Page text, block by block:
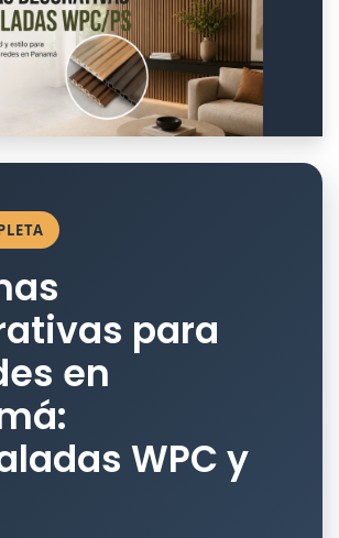
para
en
WPC y